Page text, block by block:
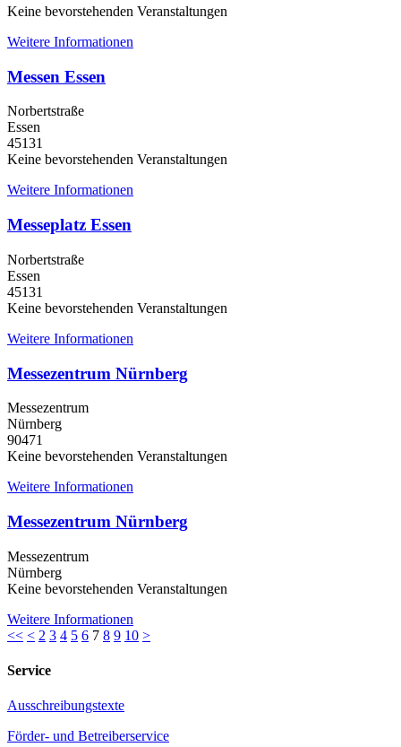
Keine bevorstehenden Veranstaltungen
Weitere Informationen
Messen Essen
Norbertstraße
Essen
45131
Keine bevorstehenden Veranstaltungen
Weitere Informationen
Messeplatz Essen
Norbertstraße
Essen
45131
Keine bevorstehenden Veranstaltungen
Weitere Informationen
Messezentrum Nürnberg
Messezentrum
Nürnberg
90471
Keine bevorstehenden Veranstaltungen
Weitere Informationen
Messezentrum Nürnberg
Messezentrum
Nürnberg
Keine bevorstehenden Veranstaltungen
Weitere Informationen
<< < 2 3 4 5 6 7 8 9 10 >
Service
Ausschreibungstexte
Förder- und Betreiberservice